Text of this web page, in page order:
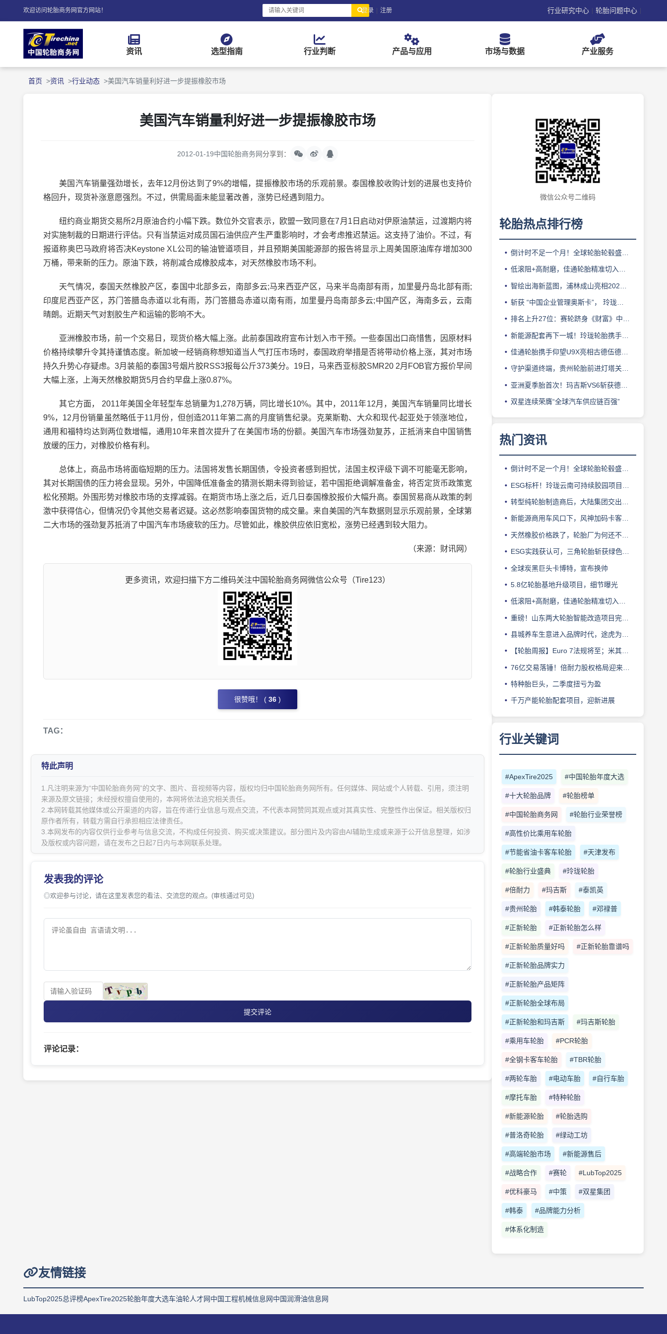
欢迎访问轮胎商务网官方网站！ 登录 | 注册 行业研究中心 | 轮胎问题中心 |
资讯 选型指南 行业判断 产品与应用 市场与数据 产业服务
首页 资讯 行业动态 美国汽车销量利好进一步提振橡胶市场
美国汽车销量利好进一步提振橡胶市场
2012-01-19中国轮胎商务网分享到：
美国汽车销量强劲增长，去年12月份达到了9%的增幅，提振橡胶市场的乐观前景。泰国橡胶收购计划的进展也支持价
格回升，现货补涨意愿强烈。不过，供需局面未能显著改善，涨势已经遇到阻力。
纽约商业期货交易所2月原油合约小幅下跌。数位外交官表示，欧盟一致同意在7月1日启动对伊原油禁运，过渡期内将
对实施制裁的日期进行评估。只有当禁运对成员国石油供应产生严重影响时，才会考虑推迟禁运。这支持了油价。不过，有
报道称奥巴马政府将否决Keystone XL公司的输油管道项目，并且预期美国能源部的报告将显示上周美国原油库存增加300
万桶，带来新的压力。原油下跌，将削减合成橡胶成本，对天然橡胶市场不利。
天气情况，泰国天然橡胶产区，泰国中北部多云，南部多云;马来西亚产区，马来半岛南部有雨，加里曼丹岛北部有雨;
印度尼西亚产区，苏门答腊岛赤道以北有雨，苏门答腊岛赤道以南有雨，加里曼丹岛南部多云;中国产区，海南多云，云南
晴朗。近期天气对割胶生产和运输的影响不大。
亚洲橡胶市场，前一个交易日，现货价格大幅上涨。此前泰国政府宣布计划入市干预。一些泰国出口商惜售，因原材料
价格持续攀升令其持谨慎态度。新加坡一经销商称想知道当人气打压市场时，泰国政府举措是否将带动价格上涨，其对市场
持久升势心存疑虑。3月装船的泰国3号烟片胶RSS3报每公斤373美分。19日，马来西亚标胶SMR20 2月FOB官方报价早间
大幅上涨，上海天然橡胶期货5月合约早盘上涨0.87%。
其它方面， 2011年美国全年轻型车总销量为1,278万辆，同比增长10%。其中，2011年12月，美国汽车销量同比增长
9%，12月份销量虽然略低于11月份，但创造2011年第二高的月度销售纪录。克莱斯勒、大众和现代-起亚处于领涨地位，
通用和福特均达到两位数增幅，通用10年来首次提升了在美国市场的份额。美国汽车市场强劲复苏，正抵消来自中国销售
放缓的压力，对橡胶价格有利。
总体上，商品市场将面临短期的压力。法国将发售长期国债，令投资者感到担忧，法国主权评级下调不可能毫无影响，
其对长期国债的压力将会显现。另外，中国降低准备金的猜测长期未得到验证，若中国拒绝调解准备金，将否定货币政策宽
松化预期。外围形势对橡胶市场的支撑减弱。在期货市场上涨之后，近几日泰国橡胶报价大幅升高。泰国贸易商从政策的刺
激中获得信心，但情况仍令其他交易者迟疑。这必然影响泰国货物的成交量。来自美国的汽车数据则显示乐观前景，全球第
二大市场的强劲复苏抵消了中国汽车市场疲软的压力。尽管如此，橡胶供应依旧宽松，涨势已经遇到较大阻力。
（来源：财讯网）
更多资讯，欢迎扫描下方二维码关注中国轮胎商务网微信公众号（Tire123）
很赞哦！ ( 36 )
TAG：
特此声明
1.凡注明来源为“中国轮胎商务网”的文字、图片、音视频等内容，版权均归中国轮胎商务网所有。任何媒体、网站或个人转载、引用，须注明
来源及原文链接；未经授权擅自使用的，本网将依法追究相关责任。
2.本网转载其他媒体或公开渠道的内容，旨在传递行业信息与观点交流，不代表本网赞同其观点或对其真实性、完整性作出保证。相关版权归
原作者所有，转载方需自行承担相应法律责任。
3.本网发布的内容仅供行业参考与信息交流，不构成任何投资、购买或决策建议。部分图片及内容由AI辅助生成或来源于公开信息整理，如涉
及版权或内容问题，请在发布之日起7日内与本网联系处理。
发表我的评论
◎欢迎参与讨论，请在这里发表您的看法、交流您的观点。(审核通过可见)
提交评论
评论记录：
微信公众号二维码
轮胎热点排行榜
倒计时不足一个月！全球轮胎轮毂盛会即将登陆上海！
低滚阻+高耐磨，佳通轮胎精准切入新能源轻卡赛道
智绘出海新蓝图，浦林成山亮相2026泰中合作博览会
斩获 “中国企业管理奥斯卡”， 玲珑轮胎蝉联 BMC 大奖
排名上升27位：赛轮跻身《财富》中国500强背后的增长逻辑
新能源配套再下一城！玲珑轮胎携手小鹏L03全球上市
佳通轮胎携手仰望U9X亮相古德伍德，以轮胎科技挑战性能边界
守护渠道终端，贵州轮胎前进灯塔关爱基金驰援长春受灾门店
亚洲夏季胎首次！玛吉斯VS6斩获德国TÜV SÜD高阶认证
双星连续荣膺“全球汽车供应链百强”
热门资讯
倒计时不足一个月！全球轮胎轮毂盛会即将登陆上海！
ESG标杆！玲珑云南可持续胶园项目获评最佳实践
转型纯轮胎制造商后，大陆集团交出亮眼业绩
新能源商用车风口下，风神加码卡客车胎产能
天然橡胶价格跌了，轮胎厂为何还不敢“松口气”？
ESG实践获认可，三角轮胎斩获绿色发展典范企业奖
全球炭黑巨头卡博特，宣布换帅
5.8亿轮胎基地升级项目，细节曝光
低滚阻+高耐磨，佳通轮胎精准切入新能源轻卡赛道
重磅！山东两大轮胎智能改造项目完成备案
县城养车生意进入品牌时代，途虎为何此时加码“万镇万店”？
【轮胎周报】Euro 7法规将至；米其林上半年营收超千亿；倍耐力上半年盈利稳增；龙星炭黑斩获欧洲近万吨订单
76亿交易落锤！倍耐力股权格局迎来重塑
特种胎巨头，二季度扭亏为盈
千万产能轮胎配套项目，迎新进展
行业关键词
#ApexTire2025 #中国轮胎年度大选
#十大轮胎品牌 #轮胎榜单
#中国轮胎商务网 #轮胎行业荣誉榜
#高性价比乘用车轮胎
#节能省油卡客车轮胎 #天津发布
#轮胎行业盛典 #玲珑轮胎
#倍耐力 #玛吉斯 #泰凯英
#贵州轮胎 #韩泰轮胎 #邓禄普
#正新轮胎 #正新轮胎怎么样
#正新轮胎质量好吗 #正新轮胎靠谱吗
#正新轮胎品牌实力
#正新轮胎产品矩阵
#正新轮胎全球布局
#正新轮胎和玛吉斯 #玛吉斯轮胎
#乘用车轮胎 #PCR轮胎
#全钢卡客车轮胎 #TBR轮胎
#两轮车胎 #电动车胎 #自行车胎
#摩托车胎 #特种轮胎
#新能源轮胎 #轮胎选购
#普洛奇轮胎 #绿动工坊
#高端轮胎市场 #新能源售后
#战略合作 #赛轮 #LubTop2025
#优科豪马 #中策 #双星集团
#韩泰 #品牌能力分析
#体系化制造
友情链接
LubTop2025总评榜ApexTire2025轮胎年度大选车油轮人才网中国工程机械信息网中国润滑油信息网